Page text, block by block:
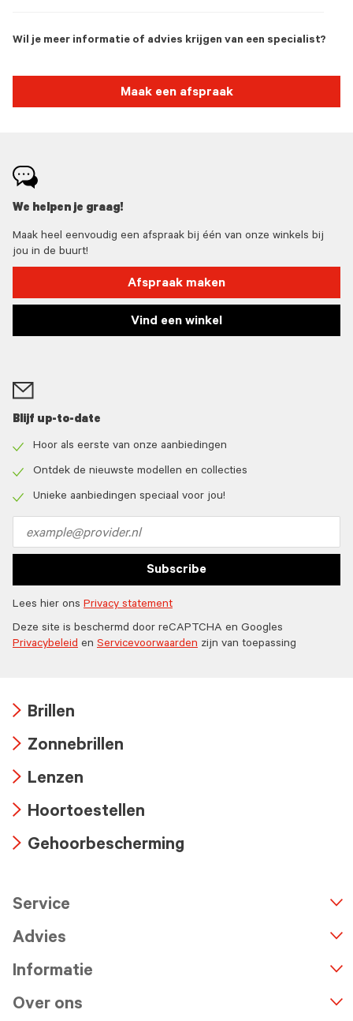
Wil je meer informatie of advies krijgen van een specialist?
Maak een afspraak
We helpen je graag!
Maak heel eenvoudig een afspraak bij één van onze winkels bij
jou in de buurt!
Afspraak maken
Vind een winkel
Blijf up-to-date
icon
Hoor als eerste van onze aanbiedingen
icon
Ontdek de nieuwste modellen en collecties
Unieke aanbiedingen speciaal voor jou!
address
Subscribe
Lees hier ons Privacy statement
Deze site is beschermd door reCAPTCHA en Googles
Privacybeleid en Servicevoorwaarden zijn van toepassing
icon
Brillen
icon
Zonnebrillen
icon
Lenzen
icon
Hoortoestellen
Gehoorbescherming
Service
Advies
Informatie
Over ons